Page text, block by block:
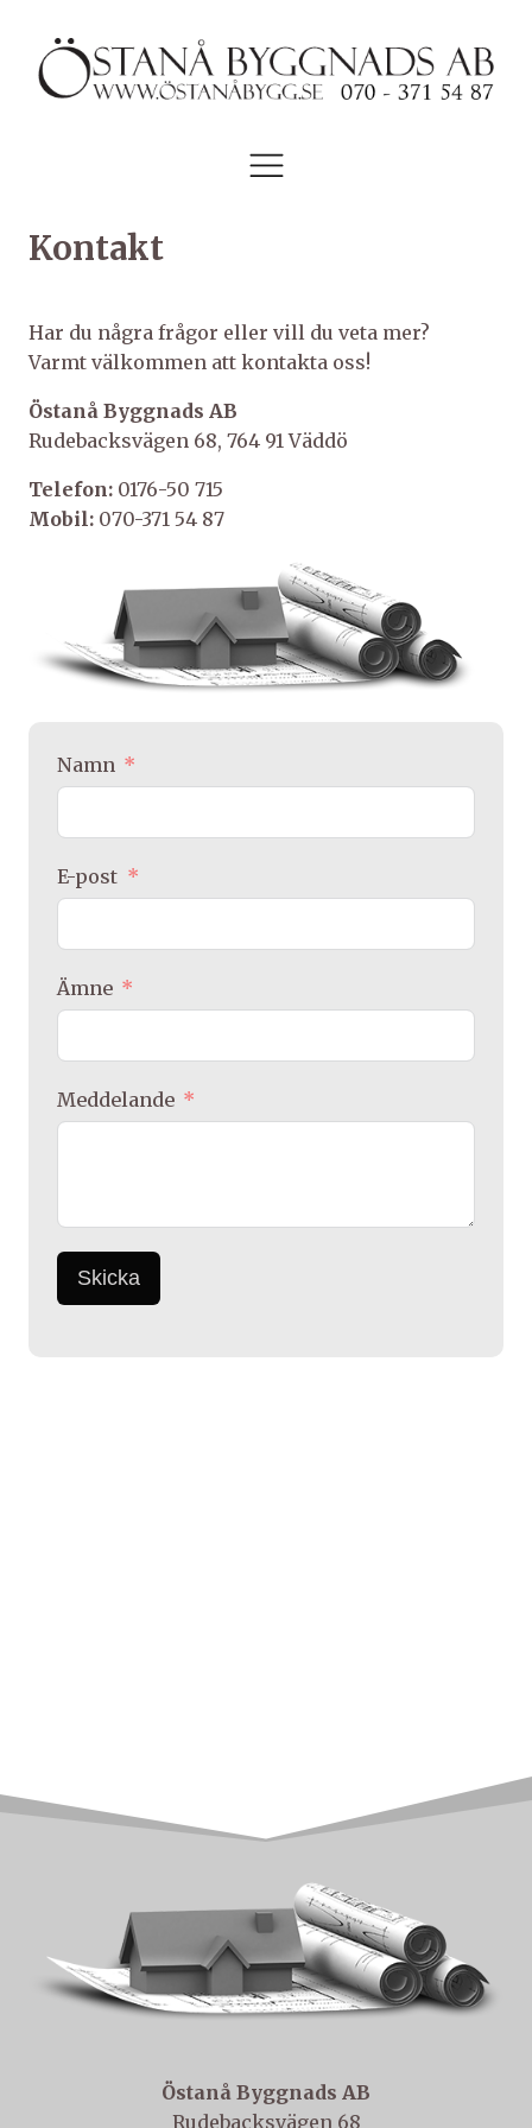
Kontakt
Har du några frågor eller vill du veta mer?
Varmt välkommen att kontakta oss!
Östanå Byggnads AB
Rudebacksvägen 68, 764 91 Väddö
Telefon: 0176-50 715
Mobil: 070-371 54 87
Namn
E-post
Ämne
Meddelande
Skicka
Östanå Byggnads AB
Rudebacksvägen 68